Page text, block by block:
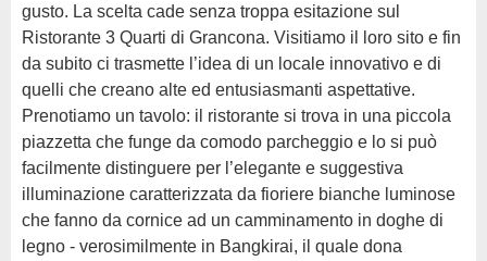
gusto. La scelta cade senza troppa esitazione sul
Ristorante 3 Quarti di Grancona. Visitiamo il loro sito e fin
da subito ci trasmette l’idea di un locale innovativo e di
quelli che creano alte ed entusiasmanti aspettative.
Prenotiamo un tavolo: il ristorante si trova in una piccola
piazzetta che funge da comodo parcheggio e lo si può
facilmente distinguere per l’elegante e suggestiva
illuminazione caratterizzata da fioriere bianche luminose
che fanno da cornice ad un camminamento in doghe di
legno - verosimilmente in Bangkirai, il quale dona